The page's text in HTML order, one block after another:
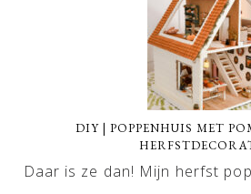
DIY | POPPENHUIS MET
Daar is ze dan! Mijn herfst